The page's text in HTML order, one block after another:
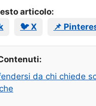
articolo:
🐦 X 📌
da chi chiede